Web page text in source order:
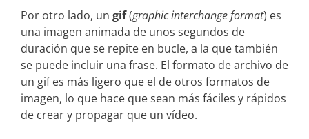
Por otro lado, un gif(graphic interchange format) es
una imagen animada de unos segundos de
duración que se repite en bucle, a la que también
se puede incluir una frase. El formato de archivo de
un gif es más ligero que el de otros formatos de
imagen, lo que hace que sean más fáciles y rápidos
de crear y propagar que un vídeo.